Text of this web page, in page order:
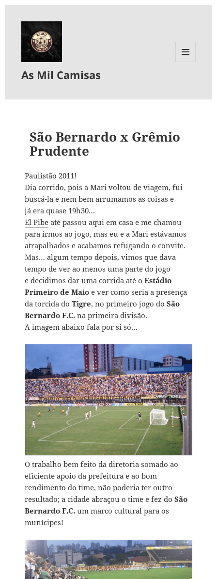
As Mil Camisas
São Bernardo x Grêmio
Prudente
Paulistão 2011!
Dia corrido, pois a Mari voltou de viagem, fui
buscá-la e nem bem arrumamos as coisas e
já era quase 19h30…
El Pibe até passou aqui em casa e me chamou
para irmos ao jogo, mas eu e a Mari estávamos
atrapalhados e acabamos refugando o convite.
Mas… algum tempo depois, vimos que dava
tempo de ver ao menos uma parte do jogo
e decidimos dar uma corrida até oEstádio
Primeiro de Maioe ver como seria a presença
da torcida doTigre, no primeiro jogo doSão
Bernardo F.C.na primeira divisão.
A imagem abaixo fala por si só…
O trabalho bem feito da diretoria somado ao
eficiente apoio da prefeitura e ao bom
rendimento do time, não poderia ter outro
resultado; a cidade abraçou o time e fez doSão
Bernardo F.C. um marco cultural para os
munícipes!